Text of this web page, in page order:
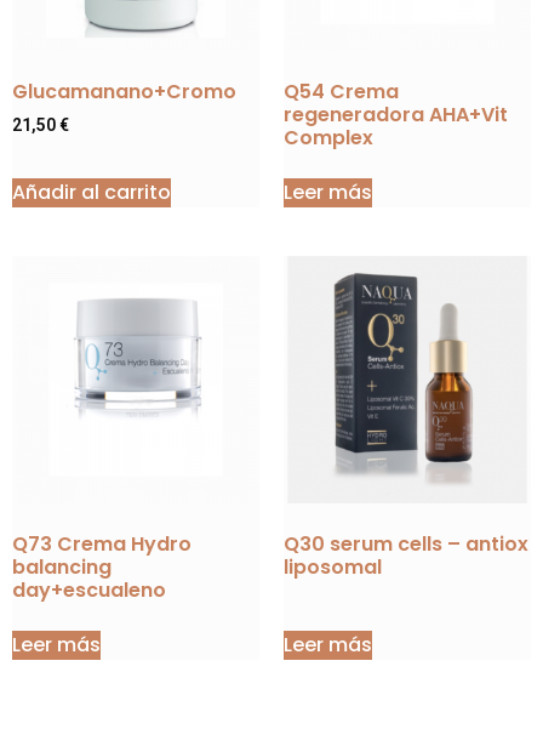
Glucamanano+Cromo
21,50€
Añadir al carrito
Q54 Crema
regeneradora AHA+Vit
Complex
Leer más
Q73 Crema Hydro
balancing
day+escualeno
Leer más
Q30 serum cells – antiox
liposomal
Leer más